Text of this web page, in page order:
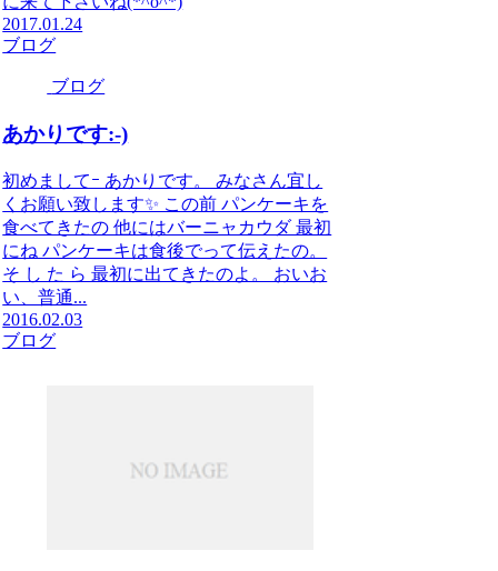
2017.01.24
ブログ
ブログ
あかりです:-)
初めましてｰ あかりです。 みなさん宜し
くお願い致します✨ この前 パンケーキを
食べてきたの 他にはバーニャカウダ 最初
にね パンケーキは食後でって伝えたの。
そ し た ら 最初に出てきたのよ。 おいお
い、普通...
2016.02.03
ブログ